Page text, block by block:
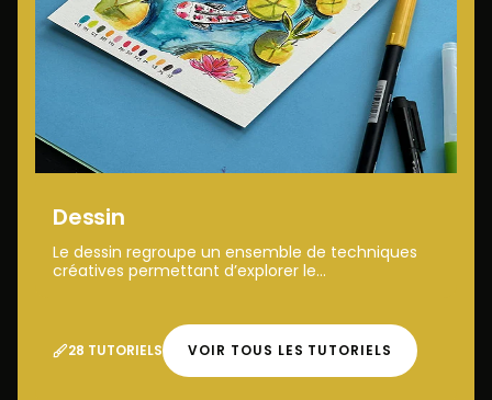
Dessin
Le dessin regroupe un ensemble de techniques
créatives permettant d’explorer le...
28 TUTORIELS VOIR TOUS LES TUTORIELS